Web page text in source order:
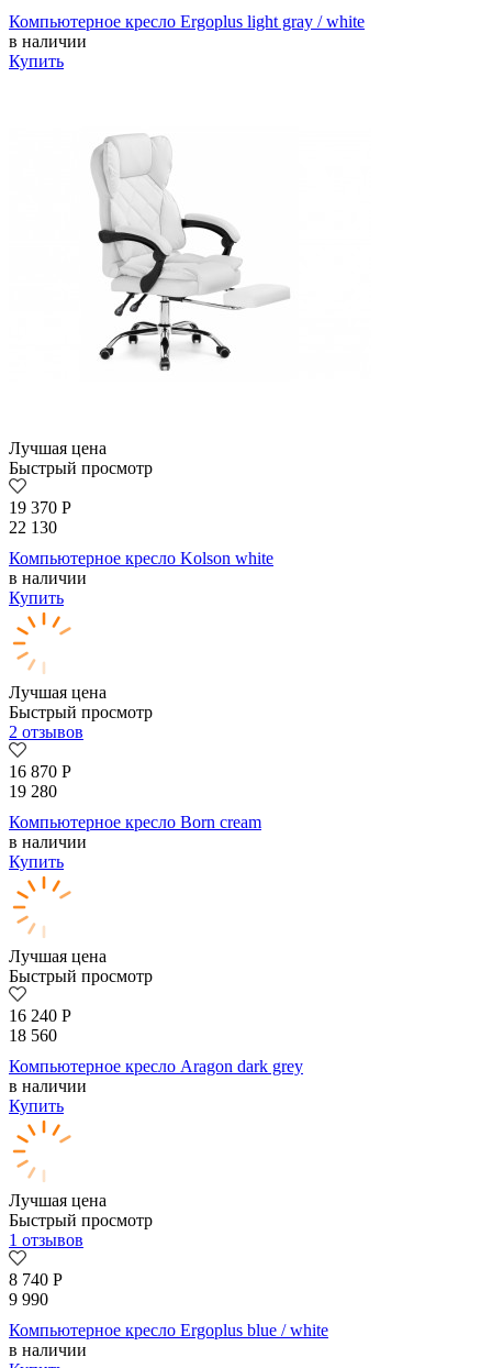
Компьютерное кресло Ergoplus light gray / white
в наличии
Купить
Лучшая цена
Быстрый просмотр
19 370 Р
22 130
Компьютерное кресло Kolson whitе
в наличии
Купить
Лучшая цена
Быстрый просмотр
2 отзывов
16 870 Р
19 280
Компьютерное кресло Born сream
в наличии
Купить
Лучшая цена
Быстрый просмотр
16 240 Р
18 560
Компьютерное кресло Aragon dark grey
в наличии
Купить
Лучшая цена
Быстрый просмотр
1 отзывов
8 740 Р
9 990
Компьютерное кресло Ergoplus blue / white
в наличии